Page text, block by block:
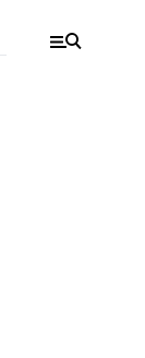
при
людьми